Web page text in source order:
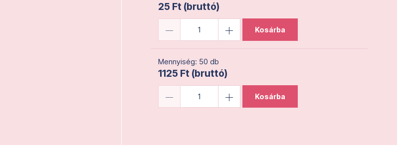
25 Ft (bruttó)
Kosárba
Mennyiség: 50 db
1125 Ft (bruttó)
Kosárba